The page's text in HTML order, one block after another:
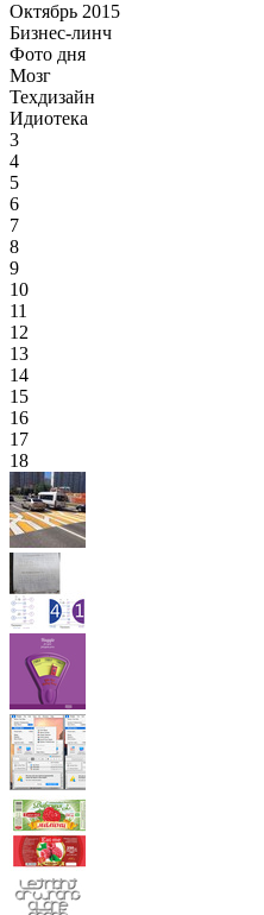
Октябрь 2015
Бизнес-линч
Фото дня
Мозг
Техдизайн
Идиотека
3
4
5
6
7
8
9
10
11
12
13
14
15
16
17
18